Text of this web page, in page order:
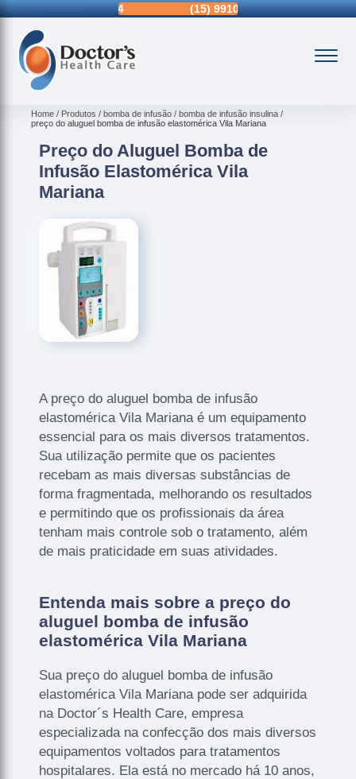
3326-9334 99109-3183 (11)3963-0036
Home Produtos bomba de infusão
bomba de infusão insulina
preço do aluguel bomba de infusão elastomérica Vila Mariana
Preço do Aluguel Bomba de
Infusão Elastomérica Vila
Mariana
A preço do aluguel bomba de infusão
elastomérica Vila Mariana é um equipamento
essencial para os mais diversos tratamentos.
Sua utilização permite que os pacientes
recebam as mais diversas substâncias de
forma fragmentada, melhorando os resultados
e permitindo que os profissionais da área
tenham mais controle sob o tratamento, além
de mais praticidade em suas atividades.
Entenda mais sobre a preço do
aluguel bomba de infusão
elastomérica Vila Mariana
Sua preço do aluguel bomba de infusão
elastomérica Vila Mariana pode ser adquirida
na Doctor´s Health Care, empresa
especializada na confecção dos mais diversos
equipamentos voltados para tratamentos
hospitalares. Ela está no mercado há 10 anos,